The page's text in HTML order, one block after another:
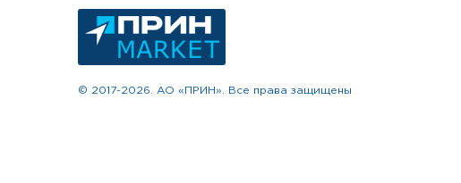
© 2017-2026. АО «ПРИН». Все права защищены